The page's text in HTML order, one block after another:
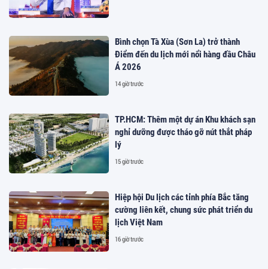
Bình chọn Tà Xùa (Sơn La) trở thành
Điểm đến du lịch mới nổi hàng đầu Châu
Á 2026
14 giờ trước
TP.HCM: Thêm một dự án Khu khách sạn
nghỉ dưỡng được tháo gỡ nút thắt pháp
lý
15 giờ trước
Hiệp hội Du lịch các tỉnh phía Bắc tăng
cường liên kết, chung sức phát triển du
lịch Việt Nam
16 giờ trước